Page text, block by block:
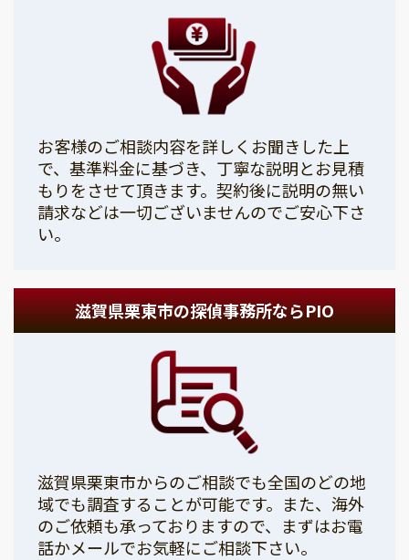
お客様のご相談内容を詳しくお聞きした上
で、基準料金に基づき、丁寧な説明とお見積
もりをさせて頂きます。契約後に説明の無い
請求などは一切ございませんのでご安心下さ
い。
滋賀県栗東市の探偵事務所ならPIO
滋賀県栗東市からのご相談でも全国のどの地
域でも調査することが可能です。また、海外
のご依頼も承っておりますので、まずはお電
話かメールでお気軽にご相談下さい。